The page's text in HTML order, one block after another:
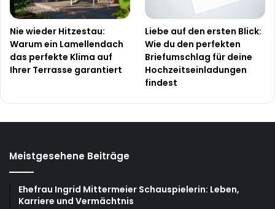
Nie wieder Hitzestau:
Warum ein Lamellendach
das perfekte Klima auf
Ihrer Terrasse garantiert
Liebe auf den ersten Blick:
Wie du den perfekten
Briefumschlag für deine
Hochzeitseinladungen
findest
Meistgesehene Beiträge
Ehefrau Ingrid Mittermeier Schauspielerin: Leben,
Karriere und Vermächtnis